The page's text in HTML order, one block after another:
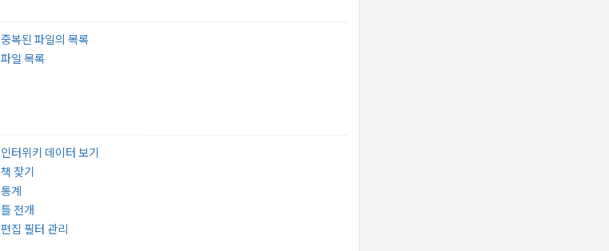
중복된 파일의 목록
파일 목록
인터위키 데이터 보기
책 찾기
통계
틀 전개
편집 필터 관리